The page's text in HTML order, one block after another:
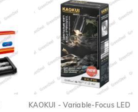
KAOKUI - Variable-Focus LED